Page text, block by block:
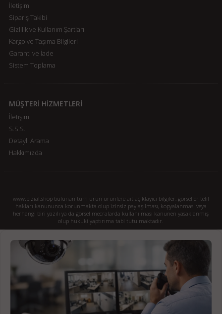
İletişim
Sipariş Takibi
Gizlilik ve Kullanım Şartları
Kargo ve Taşıma Bilgileri
Garanti ve İade
Sistem Toplama
MÜŞTERİ HİZMETLERİ
İletişim
S.S.S.
Detaylı Arama
Hakkımızda
www.bizial.shop bulunan tüm ürün ürünlere ait açıklayıcı bilgiler, görseller telif
hakları kanununca korunmakta olup izinsiz paylaşılması, kopyalanması veya
herhangi biri yazılı ya da görsel mecralarda kullanılması kanunen yasaklanmış
olup hukuki yaptırıma tabi tutulmaktadır.